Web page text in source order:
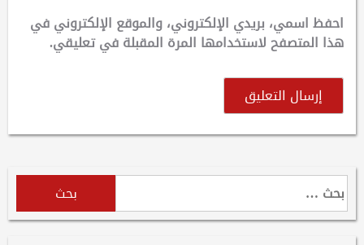
احفظ اسمي، بريدي الإلكتروني، والموقع الإلكتروني في
هذا المتصفح لاستخدامها المرة المقبلة في تعليقي.
البحث
عن: